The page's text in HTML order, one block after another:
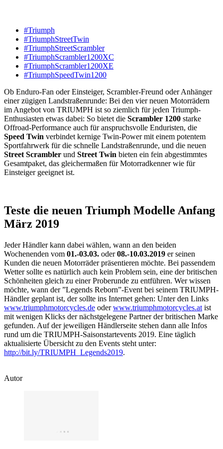
#Triumph
#TriumphStreetTwin
#TriumphStreetScrambler
#TriumphScrambler1200XC
#TriumphScrambler1200XE
#TriumphSpeedTwin1200
Ob Enduro-Fan oder Einsteiger, Scrambler-Freund oder Anhänger
einer zügigen Landstraßenrunde: Bei den vier neuen Motorrädern
im Angebot von TRIUMPH ist so ziemlich für jeden Triumph-
Enthusiasten etwas dabei: So bietet die Scrambler 1200 starke
Offroad-Performance auch für anspruchsvolle Enduristen, die
Speed Twin verbindet kernige Twin-Power mit einem potentem
Sportfahrwerk für die schnelle Landstraßenrunde, und die neuen
Street Scrambler und Street Twin bieten ein fein abgestimmtes
Gesamtpaket, das gleichermaßen für Motorradkenner wie für
Einsteiger geeignet ist.
Teste die neuen Triumph Modelle Anfang
März 2019
Jeder Händler kann dabei wählen, wann an den beiden
Wochenenden vom 01.-03.03. oder08.-10.03.2019 er seinen
Kunden die neuen Motorräder präsentieren möchte. Bei passendem
Wetter sollte es natürlich auch kein Problem sein, eine der britischen
Schönheiten gleich zu einer Proberunde zu entführen. Wer wissen
möchte, wann der ”Legends Reborn”-Event bei seinem TRIUMPH-
Händler geplant ist, der sollte ins Internet gehen: Unter den Links
www.triumphmotorcycles.de oderwww.triumphmotorcycles.at ist
mit wenigen Klicks der nächstgelegene Partner der britischen Marke
gefunden. Auf der jeweiligen Händlerseite stehen dann alle Infos
rund um die TRIUMPH-Saisonstartevents 2019. Eine täglich
aktualisierte Übersicht zu den Events steht unter:
http://bit.ly/TRIUMPH_Legends2019.
Autor